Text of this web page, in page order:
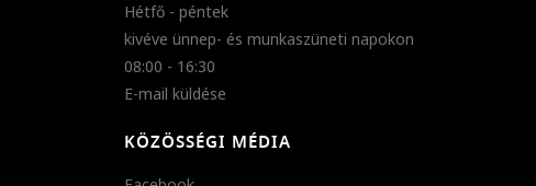
Hétfő - péntek
kivéve ünnep- és munkaszüneti napokon
08:00 - 16:30
E-mail küldése
KÖZÖSSÉGI MÉDIA